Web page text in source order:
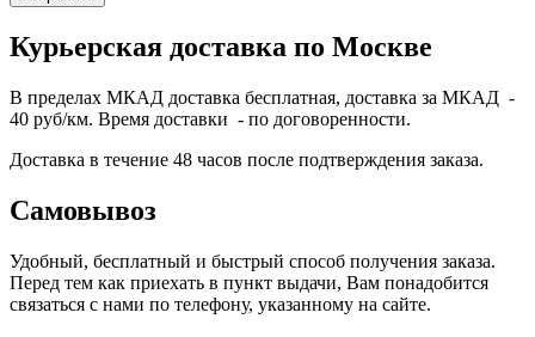
Курьерская доставка по Москве
В пределах МКАД доставка бесплатная, доставка за МКАД -
40 руб/км. Время доставки - по договоренности.
Доставка в течение 48 часов после подтверждения заказа.
Самовывоз
Удобный, бесплатный и быстрый способ получения заказа.
Перед тем как приехать в пункт выдачи, Вам понадобится
связаться с нами по телефону, указанному на сайте.